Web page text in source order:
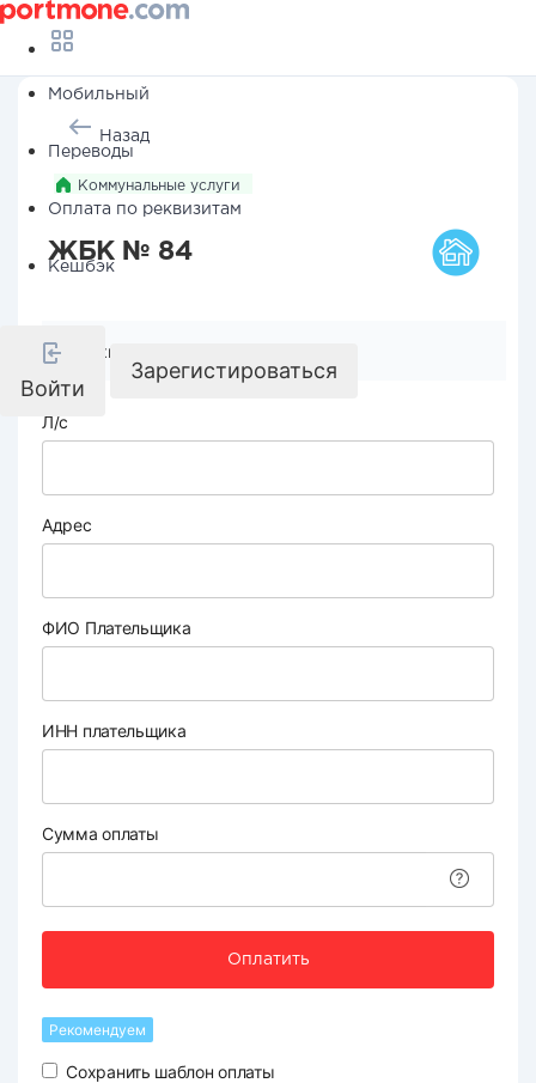
Мобильный
Переводы
Оплата по реквизитам
Кешбэк
Войти
Зарегистироваться
Назад
Коммунальные услуги
ЖБК № 84
Реквизиты компании
Л/с
Адрес
ФИО Плательщика
ИНН плательщика
Сумма оплаты
Оплатить
Рекомендуем
Сохранить шаблон оплаты